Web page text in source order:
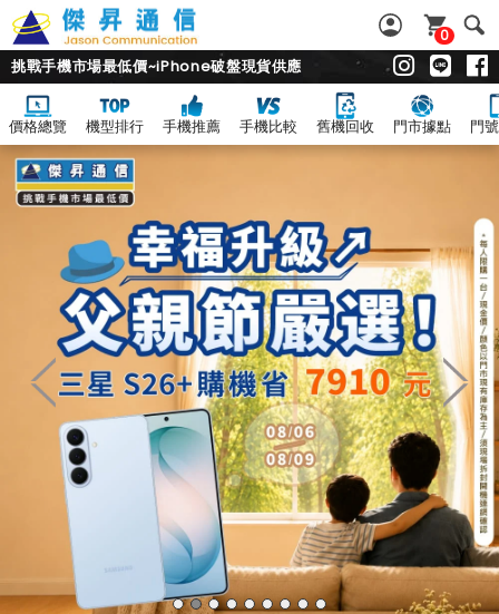
0
挑戰手機市場最低價~iPhone破盤現貨供應
價格總覽 機型排行 手機推薦 手機比較 舊機回收 門市據點 門